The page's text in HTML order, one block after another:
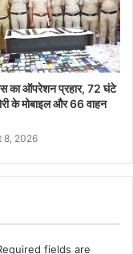
का ऑपरेशन प्रहार, 72 घंटे
के मोबाइल और 66 वाहन
8, 2026
fields are